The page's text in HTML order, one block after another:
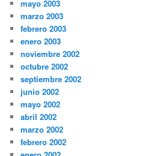
mayo 2003
marzo 2003
febrero 2003
enero 2003
noviembre 2002
octubre 2002
septiembre 2002
junio 2002
mayo 2002
abril 2002
marzo 2002
febrero 2002